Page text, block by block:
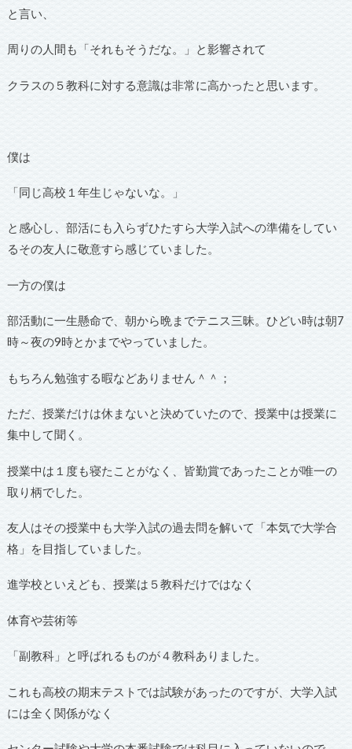
と言い、
周りの人間も「それもそうだな。」と影響されて
クラスの５教科に対する意識は非常に高かったと思います。
僕は
「同じ高校１年生じゃないな。」
と感心し、部活にも入らずひたすら大学入試への準備をしてい
るその友人に敬意すら感じていました。
一方の僕は
部活動に一生懸命で、朝から晩までテニス三昧。ひどい時は朝7
時～夜の9時とかまでやっていました。
もちろん勉強する暇などありません＾＾；
ただ、授業だけは休まないと決めていたので、授業中は授業に
集中して聞く。
授業中は１度も寝たことがなく、皆勤賞であったことが唯一の
取り柄でした。
友人はその授業中も大学入試の過去問を解いて「本気で大学合
格」を目指していました。
進学校といえども、授業は５教科だけではなく
体育や芸術等
「副教科」と呼ばれるものが４教科ありました。
これも高校の期末テストでは試験があったのですが、大学入試
には全く関係がなく